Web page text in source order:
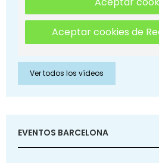
Aceptar cookies de
Ver todos los vídeos
EVENTOS BARCELONA